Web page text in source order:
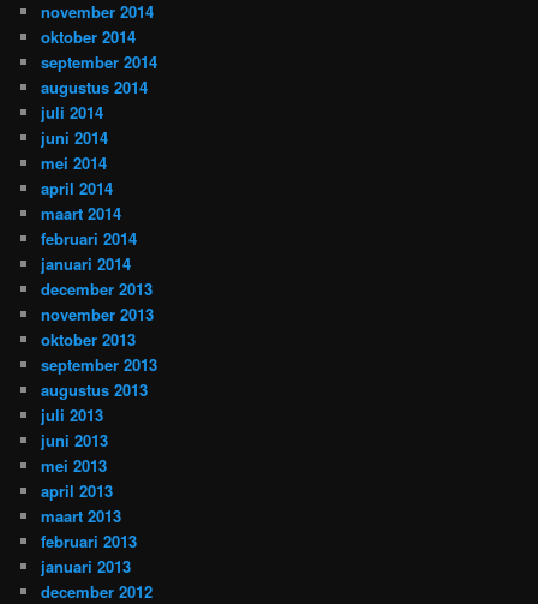
november 2014
oktober 2014
september 2014
augustus 2014
juli 2014
juni 2014
mei 2014
april 2014
maart 2014
februari 2014
januari 2014
december 2013
november 2013
oktober 2013
september 2013
augustus 2013
juli 2013
juni 2013
mei 2013
april 2013
maart 2013
februari 2013
januari 2013
december 2012